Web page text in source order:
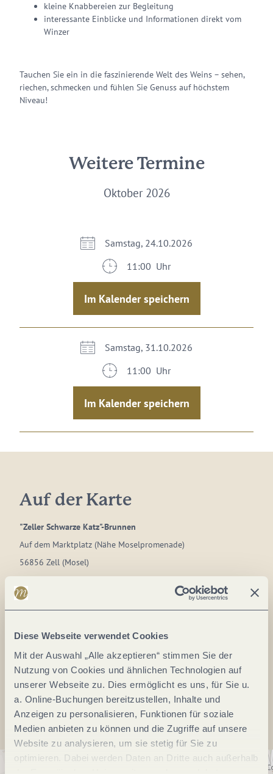
Diese Webseite verwendet Cookies
Mit der Auswahl „Alle akzeptieren“ stimmen Sie der
Nutzung von Cookies und ähnlichen Technologien auf
unserer Webseite zu. Dies ermöglicht es uns, für Sie u.
a. Online-Buchungen bereitzustellen, Inhalte und
Anzeigen zu personalisieren, Funktionen für soziale
Medien anbieten zu können und die Zugriffe auf unsere
Website zu analysieren, um sie stetig für Sie zu
optimieren. Dabei werden Daten an Dritte auch außerhalb
kleine Knabbereien zur Begleitung
interessante Einblicke und Informationen direkt vom
Winzer
Tauchen Sie ein in die faszinierende Welt des Weins – sehen,
riechen, schmecken und fühlen Sie Genuss auf höchstem
Niveau!
Weitere Termine
Oktober 2026
Samstag, 24.10.2026
11:00 Uhr
Im Kalender speichern
Samstag, 31.10.2026
11:00 Uhr
Im Kalender speichern
Auf der Karte
"Zeller Schwarze Katz"-Brunnen
Auf dem Marktplatz (Nähe Moselpromenade)
56856 Zell (Mosel)
DE
Tel.:(0049) 6542 96220
E-Mail:info@zellerland.de
Anreise planen